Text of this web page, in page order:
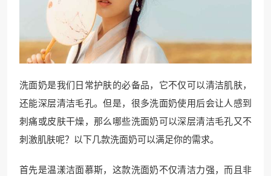
洗面奶是我们日常护肤的必备品，它不仅可以清洁肌肤，
还能深层清洁毛孔。但是，很多洗面奶使用后会让人感到
刺痛或皮肤干燥，那么哪些洗面奶可以深层清洁毛孔又不
刺激肌肤呢？以下几款洗面奶可以满足你的需求。
首先是温漾洁面慕斯，这款洗面奶不仅清洁力强，而且非